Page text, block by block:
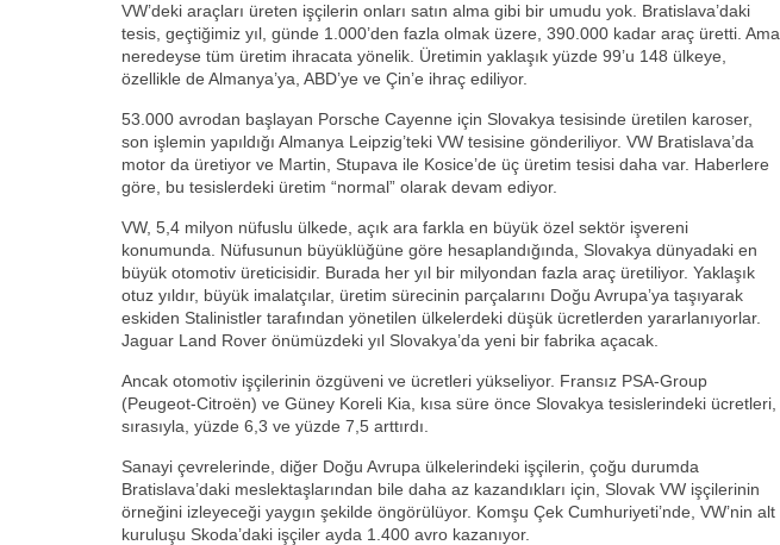
VW’deki araçları üreten işçilerin onları satın alma gibi bir umudu yok. Bratislava’daki
tesis, geçtiğimiz yıl, günde 1.000’den fazla olmak üzere, 390.000 kadar araç üretti. Ama
neredeyse tüm üretim ihracata yönelik. Üretimin yaklaşık yüzde 99’u 148 ülkeye,
özellikle de Almanya’ya, ABD’ye ve Çin’e ihraç ediliyor.
53.000 avrodan başlayan Porsche Cayenne için Slovakya tesisinde üretilen karoser,
son işlemin yapıldığı Almanya Leipzig’teki VW tesisine gönderiliyor. VW Bratislava’da
motor da üretiyor ve Martin, Stupava ile Kosice’de üç üretim tesisi daha var. Haberlere
göre, bu tesislerdeki üretim “normal” olarak devam ediyor.
VW, 5,4 milyon nüfuslu ülkede, açık ara farkla en büyük özel sektör işvereni
konumunda. Nüfusunun büyüklüğüne göre hesaplandığında, Slovakya dünyadaki en
büyük otomotiv üreticisidir. Burada her yıl bir milyondan fazla araç üretiliyor. Yaklaşık
otuz yıldır, büyük imalatçılar, üretim sürecinin parçalarını Doğu Avrupa’ya taşıyarak
eskiden Stalinistler tarafından yönetilen ülkelerdeki düşük ücretlerden yararlanıyorlar.
Jaguar Land Rover önümüzdeki yıl Slovakya’da yeni bir fabrika açacak.
Ancak otomotiv işçilerinin özgüveni ve ücretleri yükseliyor. Fransız PSA-Group
(Peugeot-Citroën) ve Güney Koreli Kia, kısa süre önce Slovakya tesislerindeki ücretleri,
sırasıyla, yüzde 6,3 ve yüzde 7,5 arttırdı.
Sanayi çevrelerinde, diğer Doğu Avrupa ülkelerindeki işçilerin, çoğu durumda
Bratislava’daki meslektaşlarından bile daha az kazandıkları için, Slovak VW işçilerinin
örneğini izleyeceği yaygın şekilde öngörülüyor. Komşu Çek Cumhuriyeti’nde, VW’nin alt
kuruluşu Skoda’daki işçiler ayda 1.400 avro kazanıyor.